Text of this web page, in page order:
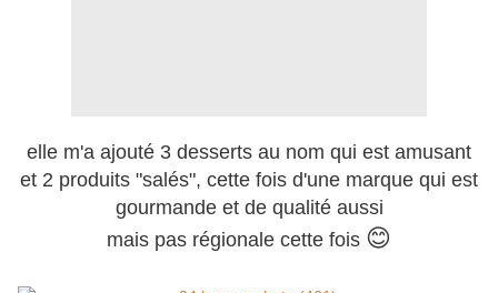
elle m'a ajouté 3 desserts au nom qui est amusant
et 2 produits "salés", cette fois d'une marque qui est
gourmande et de qualité aussi
mais pas régionale cette fois 😊